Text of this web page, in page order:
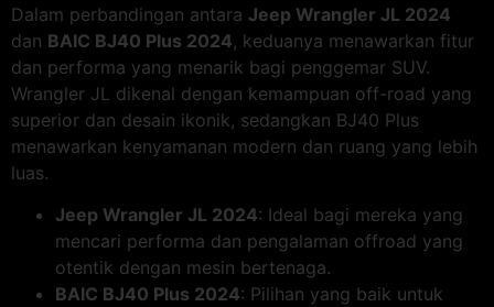
Dalam perbandingan antara Jeep Wrangler JL 2024
dan BAIC BJ40 Plus 2024, keduanya menawarkan fitur
dan performa yang menarik bagi penggemar SUV.
Wrangler JL dikenal dengan kemampuan off-road yang
superior dan desain ikonik, sedangkan BJ40 Plus
menawarkan kenyamanan modern dan ruang yang lebih
luas.
Jeep Wrangler JL 2024: Ideal bagi mereka yang
mencari performa dan pengalaman offroad yang
otentik dengan mesin bertenaga.
BAIC BJ40 Plus 2024: Pilihan yang baik untuk